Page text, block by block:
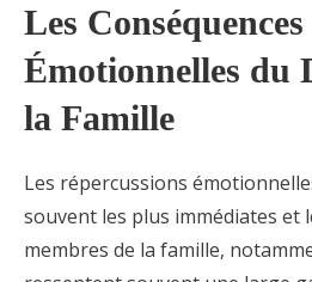
Les Conséquences
Émotionnelles du
la Famille
Les répercussions
souvent les plus immédiates et
membres de la famille,